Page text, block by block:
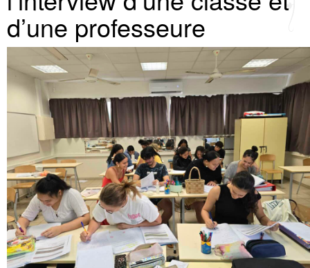
d’une professeure